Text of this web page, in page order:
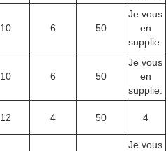
10 6 50
Je vous
en
supplie.
10 6 50
Je vous
en
supplie.
12 4 50 4
Je vous